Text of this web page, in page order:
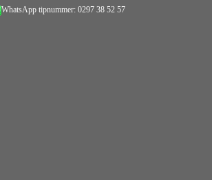
WhatsApp tipnummer: 0297 38 52 57